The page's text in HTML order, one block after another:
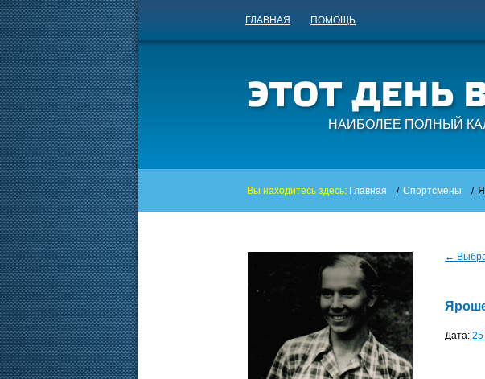
ГЛАВНАЯ ПОМОЩЬ
НАИБОЛЕЕ ПОЛНЫЙ
Вы находитесь здесь: Главная / Спортсмены /
←
Дата: 25